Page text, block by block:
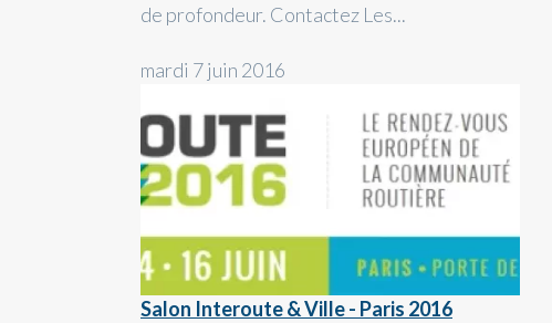
de profondeur. Contactez Les...
mardi 7 juin 2016
Salon Interoute & Ville - Paris 2016